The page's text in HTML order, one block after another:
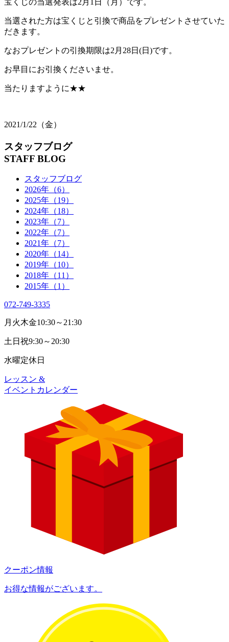
当選された方は宝くじと引換で商品をプレゼントさせていた
だきます。
なおプレゼントの引換期限は2月28日(日)です。
お早目にお引換くださいませ。
当たりますように★★
2021/1/22（金）
スタッフブログ
STAFF BLOG
スタッフブログ
2026年（6）
2025年（19）
2024年（18）
2023年（7）
2022年（7）
2021年（7）
2020年（14）
2019年（10）
2018年（11）
2015年（1）
072-749-3335
月火木金10:30～21:30
土日祝9:30～20:30
水曜定休日
レッスン &
イベントカレンダー
クーポン情報
お得な情報がございます。